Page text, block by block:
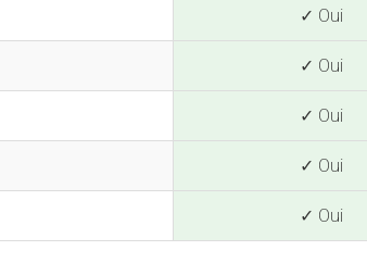
✓ Oui
✓ Oui
✓ Oui
✓ Oui
✓ Oui